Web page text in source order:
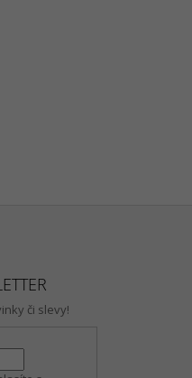
či slevy!